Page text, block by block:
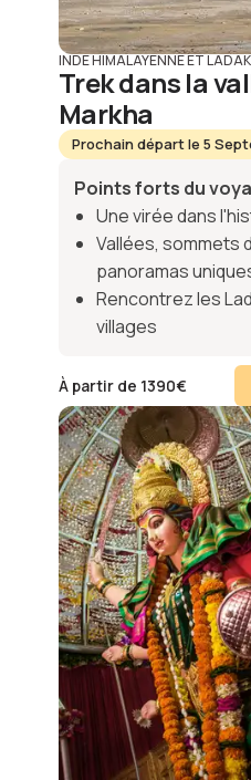
INDE HIMALAYENNE ET
Trek dans la
Markha
Prochain départ le 5
Points forts du
Une virée dans
Vallées, sommets
panoramas
Rencontrez les
villages
À partir de 1390€